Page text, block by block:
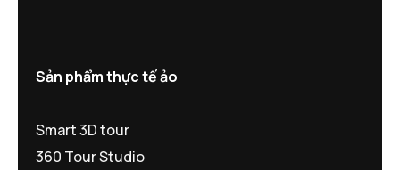
Sản phẩm thực tế ảo
Smart 3D tour
360 Tour Studio